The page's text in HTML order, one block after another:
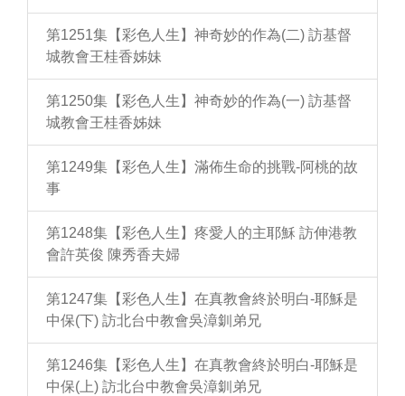
第1251集【彩色人生】神奇妙的作為(二) 訪基督
城教會王桂香姊妹
第1250集【彩色人生】神奇妙的作為(一) 訪基督
城教會王桂香姊妹
第1249集【彩色人生】滿佈生命的挑戰-阿桃的故
事
第1248集【彩色人生】疼愛人的主耶穌 訪伸港教
會許英俊 陳秀香夫婦
第1247集【彩色人生】在真教會終於明白-耶穌是
中保(下) 訪北台中教會吳漳釧弟兄
第1246集【彩色人生】在真教會終於明白-耶穌是
中保(上) 訪北台中教會吳漳釧弟兄